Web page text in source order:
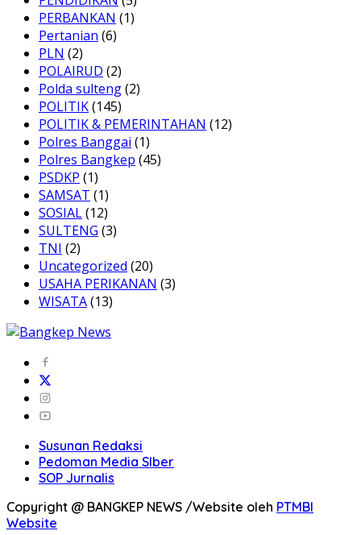
PERBANKAN (1)
Pertanian (6)
PLN (2)
POLAIRUD (2)
Polda sulteng(2)
POLITIK(145)
POLITIK & PEMERINTAHAN (12)
Polres Banggai (1)
Polres Bangkep (45)
PSDKP (1)
SAMSAT (1)
SOSIAL(12)
SULTENG (3)
TNI (2)
Uncategorized (20)
USAHA PERIKANAN (3)
WISATA(13)
Susunan Redaksi
Pedoman Media SIber
SOP Jurnalis
Copyright @ BANGKEP NEWS /Website oleh PTMBI
Website